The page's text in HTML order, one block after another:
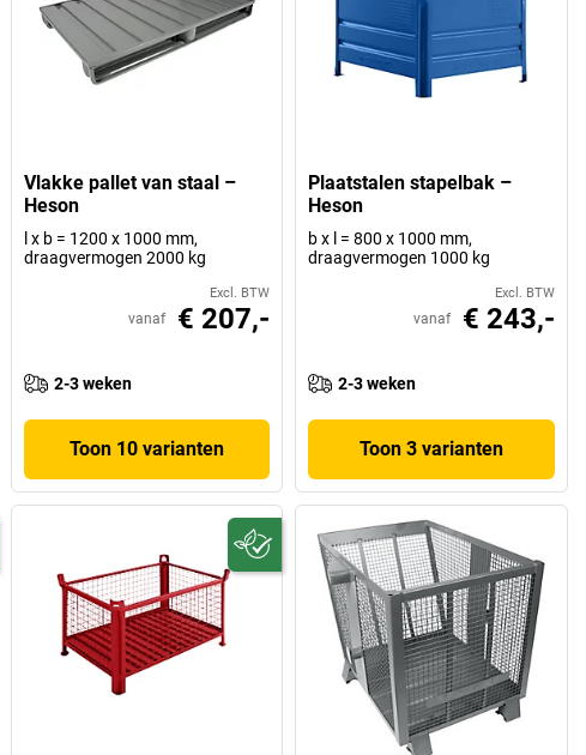
Vlakke pallet van staal –
Heson
l x b = 1200 x 1000 mm,
draagvermogen 2000 kg
Excl. BTW
vanaf € 207,-
2-3 weken
Toon 10 varianten
Plaatstalen stapelbak –
Heson
b x l = 800 x 1000 mm,
draagvermogen 1000 kg
Excl. BTW
vanaf € 243,-
2-3 weken
Toon 3 varianten